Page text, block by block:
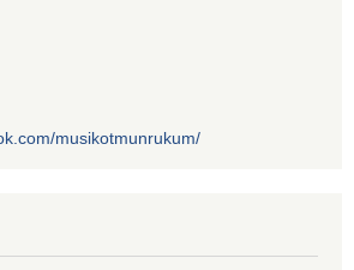
musikotmunrukum/